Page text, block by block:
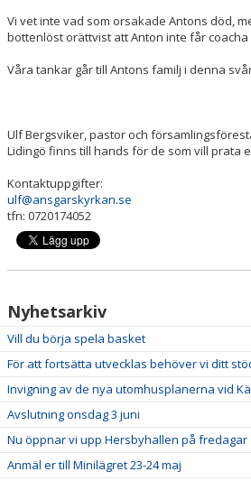
Vi vet inte vad som orsakade Antons död,
bottenlöst orättvist att Anton inte får
Våra tankar går till Antons familj i denna
Ulf Bergsviker, pastor och
Lidingö finns till hands för de som vill prata
Kontaktuppgifter:
ulf@ansgarskyrkan.se
tfn: 0720174052
Nyhetsarkiv
Vill du börja spela basket
För att fortsätta utvecklas behöver vi ditt
Invigning av de nya utomhusplanerna vid
Avslutning onsdag 3 juni
Nu öppnar vi upp Hersbyhallen på fredagar
Anmäl er till Minilägret 23-24 maj